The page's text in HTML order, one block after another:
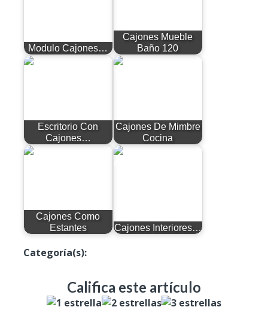
Modulo Cajones…
Cajones Mueble
Baño 120
Escritorio Con
Cajones…
Cajones De Mimbre
Cocina
Cajones Como
Estantes
Cajones Interiores…
Categoría(s):Productos
Califica este artículo